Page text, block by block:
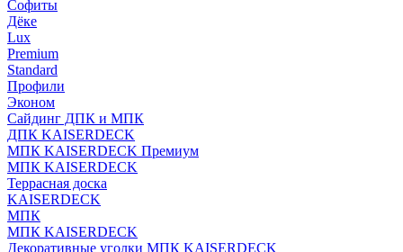
Софиты
Дёке
Lux
Premium
Standard
Профили
Эконом
Сайдинг ДПК и МПК
ДПК KAISERDECK
МПК KAISERDECK Премиум
МПК KAISERDECK
Террасная доска
KAISERDECK
МПК
МПК KAISERDECK
Декоративные уголки МПК KAISERDECK